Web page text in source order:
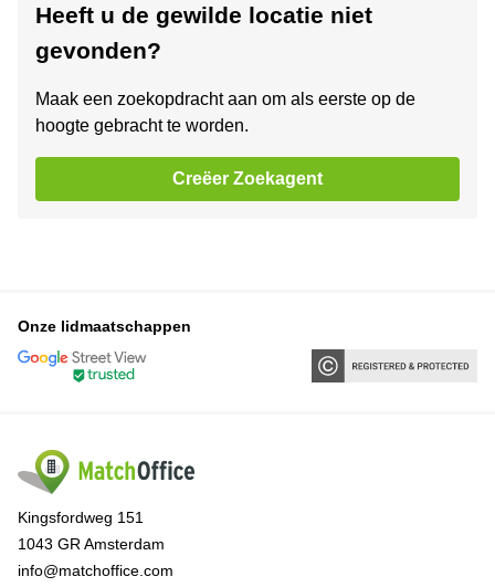
Heeft u de gewilde locatie niet
gevonden?
Maak een zoekopdracht aan om als eerste op de
hoogte gebracht te worden.
Creëer Zoekagent
Onze lidmaatschappen
Kingsfordweg 151
1043 GR Amsterdam
info@matchoffice.com